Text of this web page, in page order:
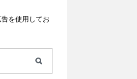
を使用してお